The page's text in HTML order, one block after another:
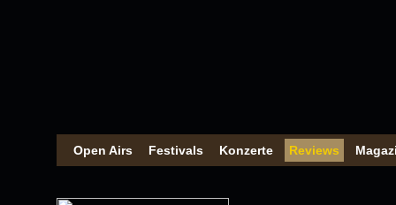
Open Airs Festivals Konzerte Reviews